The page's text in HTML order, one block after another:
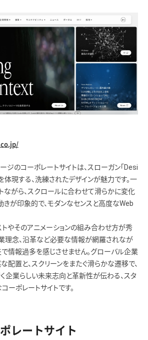
ジのコーポレートサイトは、スローガン「Desi
現する、洗練されたデザインが魅力です。一
ながら、スクロールに合わせて滑らかに変化
きが印象的で、モダンなセンスと高度なWeb
トやそのアニメーションの組み合わせ方が秀
理念、沿革など必要な情報が網羅されなが
で情報過多を感じさせません。グローバル企業
配置と、スクリーンをまたぐ滑らかな遷移で、
企業らしい未来志向と革新性が伝わる、スタ
ーポレートサイトです。
レートサイト